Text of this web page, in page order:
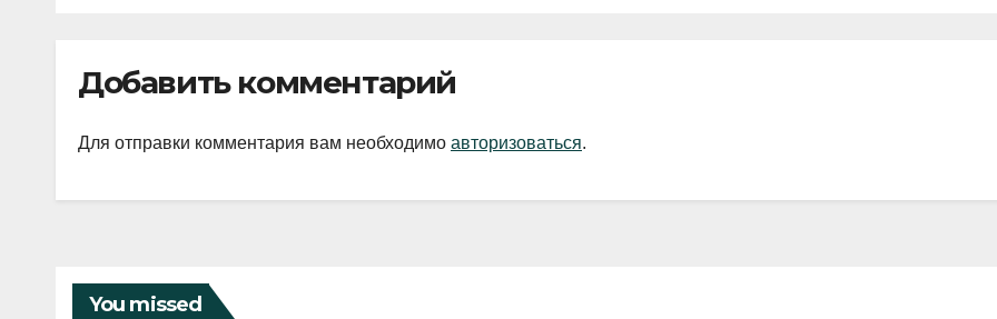
Добавить комментарий
Для отправки комментария вам необходимо авторизоваться.
You missed